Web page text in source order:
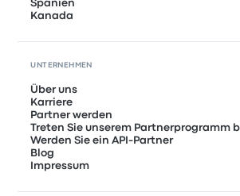
Spanien
Kanada
UNTERNEHMEN
Über uns
Karriere
Partner werden
Treten Sie unserem Partnerprogramm
Werden Sie ein API-Partner
Blog
Impressum